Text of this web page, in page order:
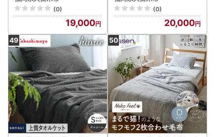
ケット 肌掛け 布団 シング
ル キルトケット ひんやり
冷感 洗える 140 × 190cm
夏 熱帯夜 とろーり 柔らか
リバーシブル 掛け心地 レー
ヨン 吸湿 ポリエステル マ
イクロ 長繊維 ホコリ 出に
くい 清潔 送料無料 〔Qc05
5-ch〕
(0)
19,000
ブル チャコール ひざ掛け
毛布 もこもこ 洗える 高密
度 生地 静電気防止加工 お
取り寄せ 福岡県 久留米市
送料無料 〔Qc082-ch〕
(0)
20,000